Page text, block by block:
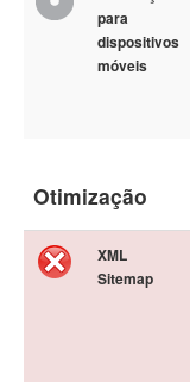
para
dispositivos
móveis
Otimização
XML
Sitemap